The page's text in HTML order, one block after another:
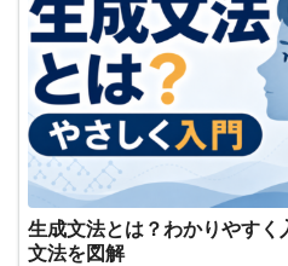
生成文法とは？わかりやす
文法を図解